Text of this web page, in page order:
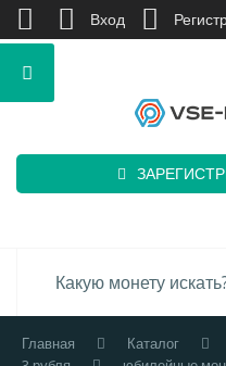
Главная Каталог
Вход